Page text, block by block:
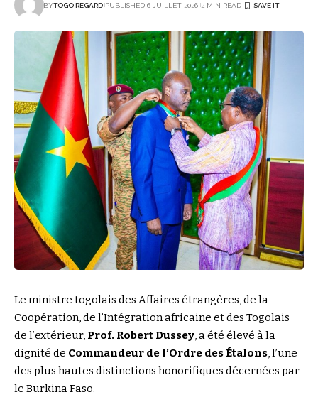
BYTOGO REGARD PUBLISHED 6 JUILLET 2026 2 MIN READ
Le ministre togolais des Affaires étrangères, de la
Coopération, de l’Intégration africaine et des Togolais
de l’extérieur, Prof. Robert Dussey, a été élevé à la
dignité de Commandeur de l’Ordre des Étalons, l’une
des plus hautes distinctions honorifiques décernées par
le Burkina Faso.